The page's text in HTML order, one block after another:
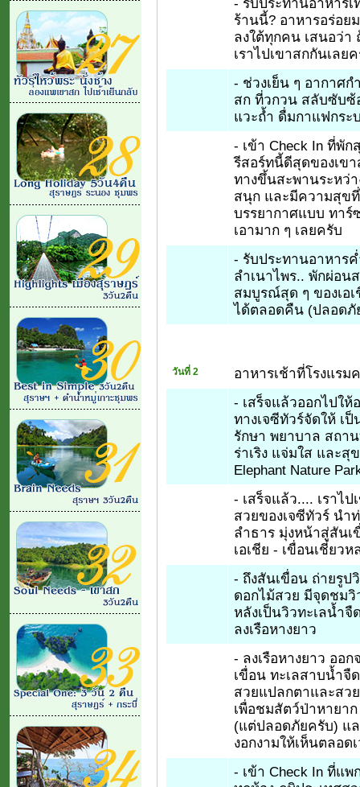
ร้านนี้? อาหารอร่อย
ลงใต้ทุกคน เสนอว่า
เราไปเขาสกกันเลย
- ช่วงเย็น ๆ อากาศ
สก ที่วกวน สลับซับซ้
แวะถ้ำ ดื่มกาแฟกร
- เข้า Check In ที่พัก
รีสอร์ทนี้ดีสุดของเข
ทางขึ้นสะพานระหว่
สนุก และมีความสุข
บรรยากาศแบบ ทาร์
เอามาก ๆ เลยครับ
- รับประทานอาหาร
ลำเนาไพร.. พักผ่อน
สมบูรณ์สุด ๆ ของเอเ
ได้ตลอดคืน (ปลอดภั
วันที่ 2
อาหารเช้าที่โรงแรม
- เสร็จแล้วออกไปใ
ทางเจซีทัวร์จัดให้ เ
รักษา พยาบาล สถา
ร่าเริง แจ่มใส และ
Elephant Nature
- เสร็จแล้ว.... เราไ
สวยของเจซีทัวร์ นำ
ลำธาร มุ่งหน้าสู่สัน
เอเชีย - เขื่อนเชี่ยว
- ถึงสันเขื่อน ถ่ายรูป
ดอกไม้สวย มีจุดชมวิ
หลังเป็นวิวทะเลน้ำ
ลงเรือหางยาว
- ลงเรือหางยาว ออ
เขื่อน ทะเลสาบน้ำ
สวยแปลกตาและสว
เพื่อชมสัตว์ป่าหายา
(แต่ปลอดภัยครับ) แ
งอกงามให้เห็นตลอด
- เข้า Check In ที่แ